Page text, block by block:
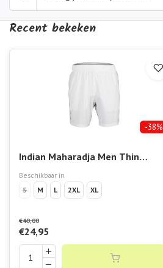
Recent bekeken
-38%
Indian Maharadja Men Thin
Agility Short
Beschikbaar in
S
M L 2XL XL
€40,00
€24,95